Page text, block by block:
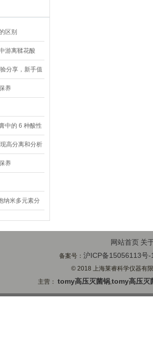
区别
游离鞣花酸
分享，新手值
养
中的 6 种酸性
高分离和分析
养
纳米多元素分
网站首页 关
备案号：沪ICP备15056113号-
© 2018 上海莱睿科学仪器有
主营：tomy高压灭菌锅,tomy高压灭